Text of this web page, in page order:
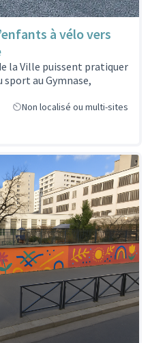
à vélo vers
la Ville puissent pratiquer
sport au Gymnase,
Non localisé ou multi-sites